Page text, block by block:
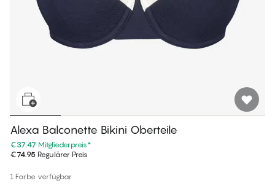
Alexa Balconette Bikini Oberteile
€37.47 Mitgliederpreis*
€74.95 Regulärer Preis
1 Farbe verfügbar